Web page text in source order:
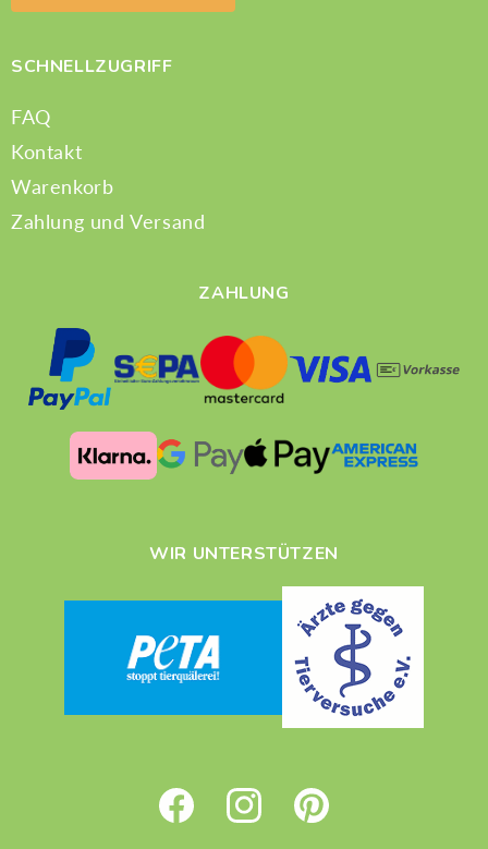
SCHNELLZUGRIFF
FAQ
Kontakt
Warenkorb
Zahlung und Versand
ZAHLUNG
WIR UNTERSTÜTZEN
FacebookInstagramPinterest